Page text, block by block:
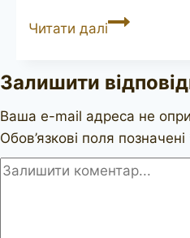
Читати даліDR.
Залишити
Ваша e-mail адреса не
Обов’язкові поля позначені